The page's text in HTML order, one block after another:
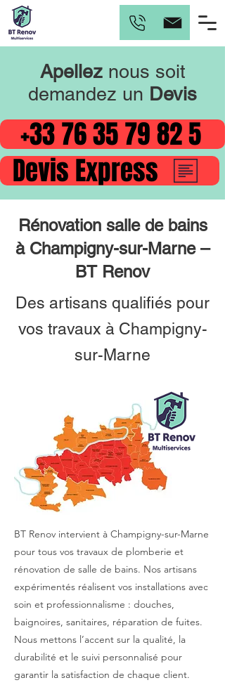
Apelleznous soit
demandez un Devis
+33 76 35 79 82 5
Devis Express
Rénovation salle de bains
à Champigny-sur-Marne –
BT Renov
Des artisans qualifiés pour
vos travaux à Champigny-
sur-Marne
BT Renov intervient à Champigny-sur-Marne
pour tous vos travaux de plomberie et
rénovation de salle de bains. Nos artisans
expérimentés réalisent vos installations avec
soin et professionnalisme : douches,
baignoires, sanitaires, réparation de fuites.
Nous mettons l’accent sur la qualité, la
durabilité et le suivi personnalisé pour
garantir la satisfaction de chaque client.